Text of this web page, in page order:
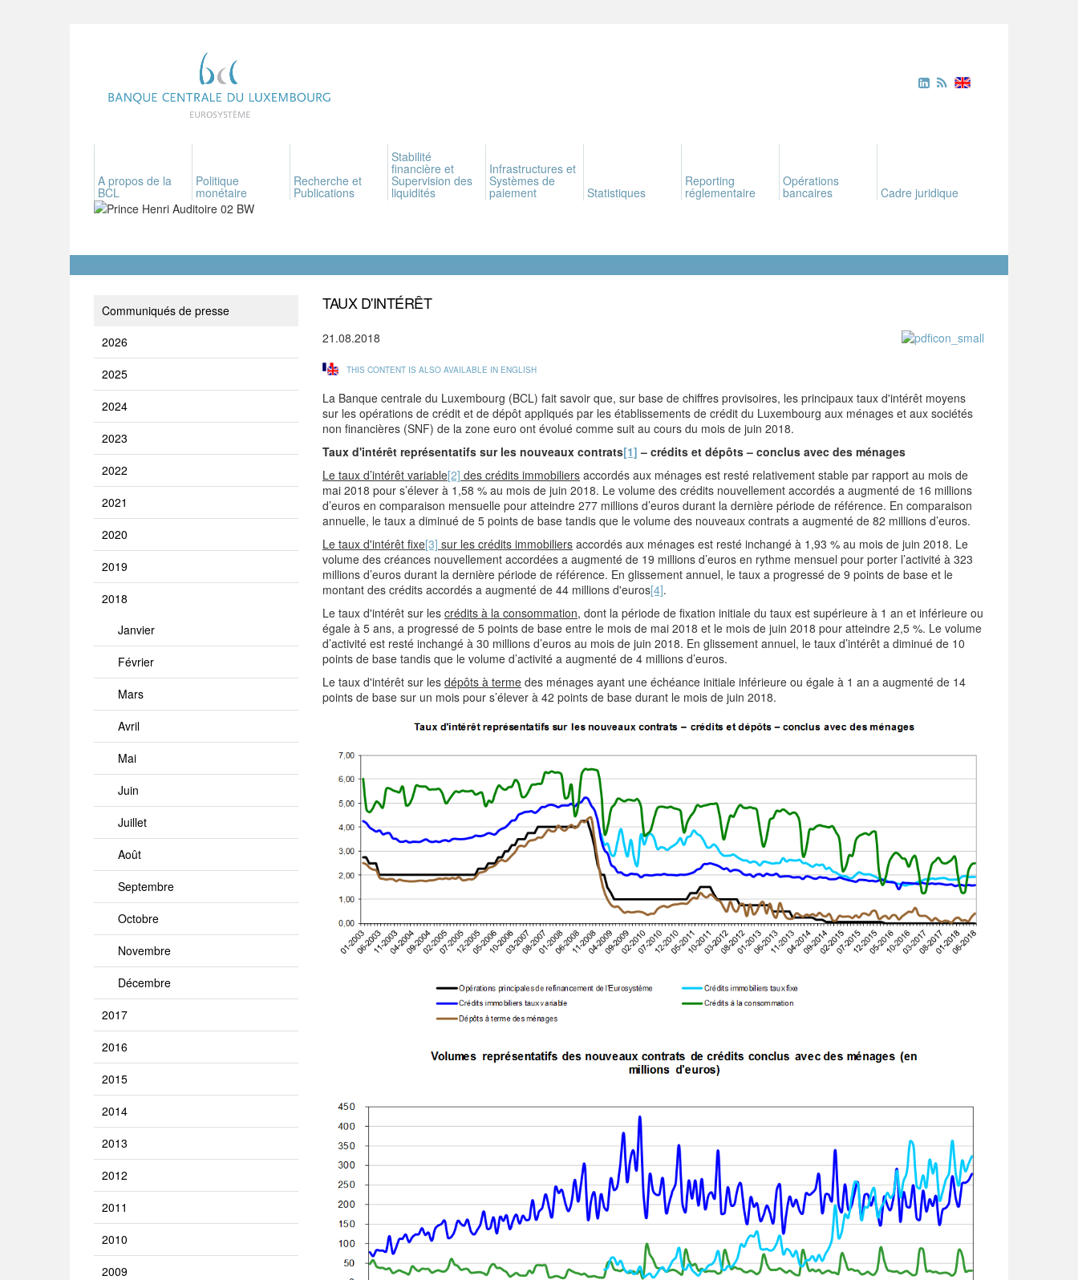
A propos de la
BCL
Politique
monétaire
Recherche et
Publications
Stabilité
financière et
Supervision des
liquidités
Infrastructures et
Systèmes de
paiement Statistiques
Reporting
réglementaire
Opérations
bancaires Cadre juridique
Communiqués de presse
2026
2025
2024
2023
2022
2021
2020
2019
2018
Janvier
Février
Mars
Avril
Mai
Juin
Juillet
Août
Septembre
Octobre
Novembre
Décembre
2017
2016
2015
2014
2013
2012
2011
2010
2009
TAUX D'INTÉRÊT
21.08.2018
THIS CONTENT IS ALSO AVAILABLE IN ENGLISH
La Banque centrale du Luxembourg (BCL) fait savoir que, sur base de chiffres provisoires, les principaux taux d'intérêt moyens
sur les opérations de crédit et de dépôt appliqués par les établissements de crédit du Luxembourg aux ménages et aux sociétés
non financières (SNF) de la zone euro ont évolué comme suit au cours du mois de juin 2018.
Taux d'intérêt représentatifs sur les nouveaux contrats[1] – crédits et dépôts – conclus avec des ménages
Le taux d’intérêt variable[2] des crédits immobiliers accordés aux ménages est resté relativement stable par rapport au mois de
mai 2018 pour s’élever à 1,58 % au mois de juin 2018. Le volume des crédits nouvellement accordés a augmenté de 16 millions
d’euros en comparaison mensuelle pour atteindre 277 millions d’euros durant la dernière période de référence. En comparaison
annuelle, le taux a diminué de 5 points de base tandis que le volume des nouveaux contrats a augmenté de 82 millions d’euros.
Le taux d'intérêt fixe[3] sur les crédits immobiliers accordés aux ménages est resté inchangé à 1,93 % au mois de juin 2018. Le
volume des créances nouvellement accordées a augmenté de 19 millions d’euros en rythme mensuel pour porter l’activité à 323
millions d’euros durant la dernière période de référence. En glissement annuel, le taux a progressé de 9 points de base et le
montant des crédits accordés a augmenté de 44 millions d'euros[4].
Le taux d'intérêt sur les crédits à la consommation, dont la période de fixation initiale du taux est supérieure à 1 an et inférieure ou
égale à 5 ans, a progressé de 5 points de base entre le mois de mai 2018 et le mois de juin 2018 pour atteindre 2,5 %. Le volume
d’activité est resté inchangé à 30 millions d’euros au mois de juin 2018. En glissement annuel, le taux d’intérêt a diminué de 10
points de base tandis que le volume d’activité a augmenté de 4 millions d’euros.
Le taux d'intérêt sur les dépôts à terme des ménages ayant une échéance initiale inférieure ou égale à 1 an a augmenté de 14
points de base sur un mois pour s’élever à 42 points de base durant le mois de juin 2018.